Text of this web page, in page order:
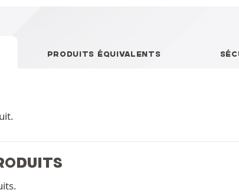
PRODUITS ÉQUIVALENTS